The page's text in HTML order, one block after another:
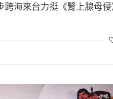
跨海來台力挺《腎上腺母